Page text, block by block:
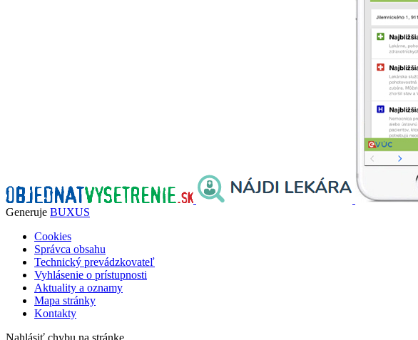
Generuje BUXUS
Cookies
Správca obsahu
Technický prevádzkovateľ
Vyhlásenie o prístupnosti
Aktuality a oznamy
Mapa stránky
Kontakty
Nahlásiť chybu na stránke